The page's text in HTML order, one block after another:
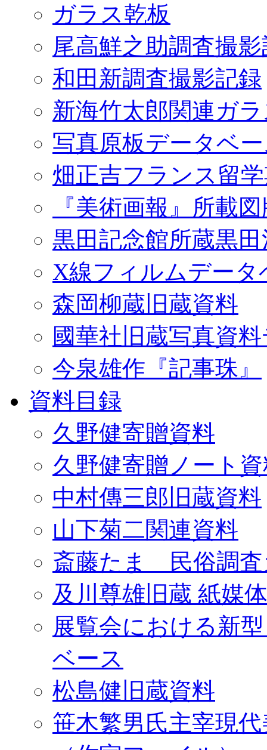
ガラス乾板
尾高鮮之助調査撮
和田新調査撮影記録
新海竹太郎関連ガ
写真原板データベ
畑正吉フランス留
『美術画報』所載
黒田記念館所蔵黒
X線フィルムデータ
森岡柳蔵旧蔵資料
國華社旧蔵写真資
今泉雄作『記事珠』
資料目録
久野健寄贈資料
久野健寄贈ノート
中村傳三郎旧蔵資料
山下菊二関連資料
斎藤たま 民俗調査
及川尊雄旧蔵 紙媒
展覧会における新
ベース
松島健旧蔵資料
笹木繁男氏主宰現